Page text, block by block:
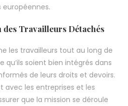
Travailleurs Détachés
les travailleurs tout au long de
qu’ils soient bien intégrés dans
de leurs droits et devoirs.
avec les entreprises et les
que la mission se déroule